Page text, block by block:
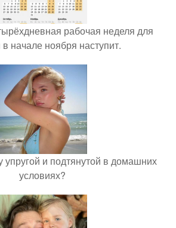
рабочая неделя для
начале ноября наступит.
упругой и подтянутой в домашних
условиях?